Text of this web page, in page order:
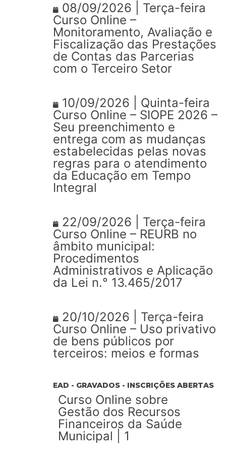
08/09/2026 | Terça-feira
Curso Online –
Monitoramento, Avaliação e
Fiscalização das Prestações
de Contas das Parcerias
com o Terceiro Setor
10/09/2026 | Quinta-feira
Curso Online – SIOPE 2026 –
Seu preenchimento e
entrega com as mudanças
estabelecidas pelas novas
regras para o atendimento
da Educação em Tempo
Integral
22/09/2026 | Terça-feira
Curso Online – REURB no
âmbito municipal:
Procedimentos
Administrativos e Aplicação
da Lei n.° 13.465/2017
20/10/2026 | Terça-feira
Curso Online – Uso privativo
de bens públicos por
terceiros: meios e formas
EAD - GRAVADOS - INSCRIÇÕES ABERTAS
Curso Online sobre
Gestão dos Recursos
Financeiros da Saúde
Municipal | 1